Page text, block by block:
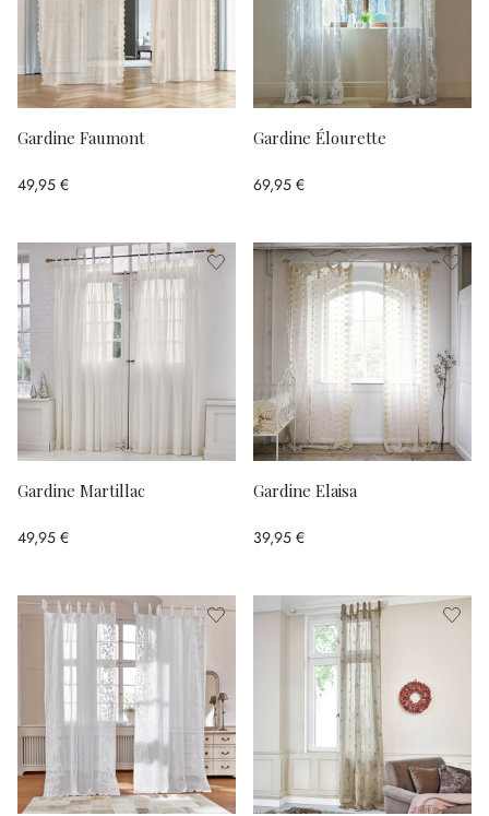
Gardine Faumont
49,95 €
Gardine Élourette
69,95 €
Gardine Martillac
49,95 €
Gardine Elaisa
39,95 €